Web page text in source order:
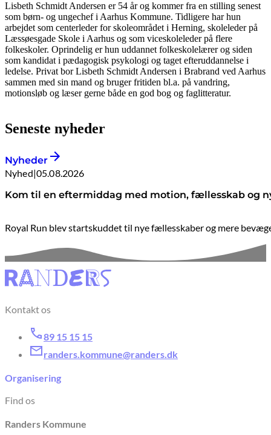
Lisbeth Schmidt Andersen er 54 år og kommer fra en stilling senest
som børn- og ungechef i Aarhus Kommune. Tidligere har hun
arbejdet som centerleder for skoleområdet i Herning, skoleleder på
Læssøesgade Skole i Aarhus og som viceskoleleder på flere
folkeskoler. Oprindelig er hun uddannet folkeskolelærer og siden
som kandidat i pædagogisk psykologi og taget efteruddannelse i
ledelse. Privat bor Lisbeth Schmidt Andersen i Brabrand ved Aarhus
sammen med sin mand og bruger fritiden bl.a. på vandring,
motionsløb og læser gerne både en god bog og faglitteratur.
Seneste nyheder
Nyheder
Nyhed|05.08.2026
Kom til en eftermiddag med motion, fællesskab og
Royal Run blev startskuddet til nye fællesskaber og mere
Kontakt os
89 15 15 15
randers.kommune@randers.dk
Organisering
Find os
Randers Kommune